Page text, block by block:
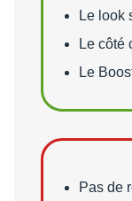
Le look
Le côté
Le
Points
Pas de